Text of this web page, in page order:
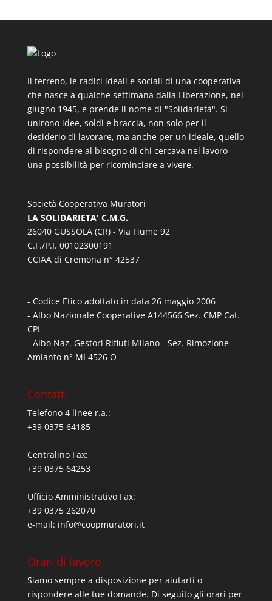
Il terreno, le radici ideali e sociali di una cooperativa
che nasce a qualche settimana dalla Liberazione, nel
giugno 1945, e prende il nome di "Solidarietà". Si
unirono idee, soldi e braccia, non solo per il
desiderio di lavorare, ma anche per un ideale, quello
di rispondere al bisogno di chi cercava nel lavoro
una possibilità per ricominciare a vivere.
Società Cooperativa Muratori
LA SOLIDARIETA' C.M.G.
26040 GUSSOLA (CR) - Via Fiume 92
C.F./P.I. 00102300191
CCIAA di Cremona n° 42537
- Codice Etico adottato in data 26 maggio 2006
- Albo Nazionale Cooperative A144566 Sez. CMP Cat.
CPL
- Albo Naz. Gestori Rifiuti Milano - Sez. Rimozione
Amianto n° MI 4526 O
Contatti
Telefono 4 linee r.a.:
+39 0375 64185
Centralino Fax:
+39 0375 64253
Ufficio Amministrativo Fax:
+39 0375 262070
e-mail: info@coopmuratori.it
Orari di lavoro
Siamo sempre a disposizione per aiutarti o
rispondere alle tue domande. Di seguito gli orari per